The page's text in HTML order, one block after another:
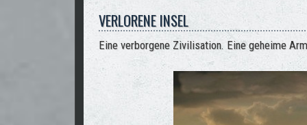
VERLORENE INSEL
Eine verborgene Zivilisation. Eine geheime